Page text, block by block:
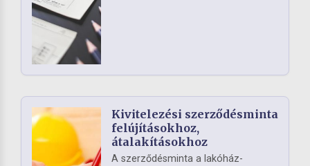
Kivitelezési szerződésminta
felújításokhoz,
átalakításokhoz
A szerződésminta a lakóház-